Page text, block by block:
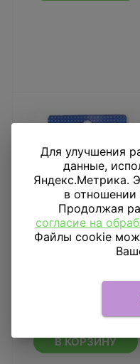
₽
В КОРЗИНУ
Для улучшения
данные,
Яндекс.Метрика.
в отношении
Продолжая
согласие на
Файлы cookie